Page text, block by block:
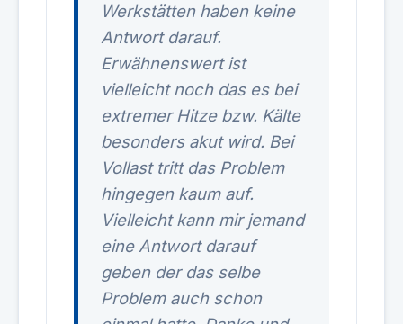
Werkstätten haben keine
Antwort darauf.
Erwähnenswert ist
vielleicht noch das es bei
extremer Hitze bzw. Kälte
besonders akut wird. Bei
Vollast tritt das Problem
hingegen kaum auf.
Vielleicht kann mir jemand
eine Antwort darauf
geben der das selbe
Problem auch schon